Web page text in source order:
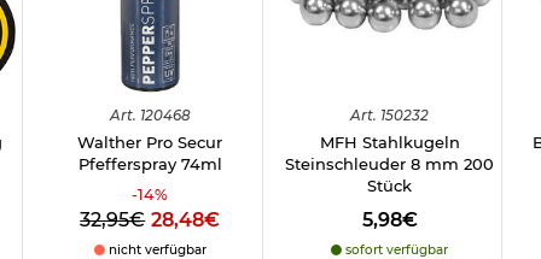
Art. 120468
Walther Pro Secur
Pfefferspray 74ml
-14%
32,95€ 28,48€
nicht verfügbar
Art. 150232
MFH Stahlkugeln
Steinschleuder 8 mm 200
Stück
5,98€
sofort verfügbar